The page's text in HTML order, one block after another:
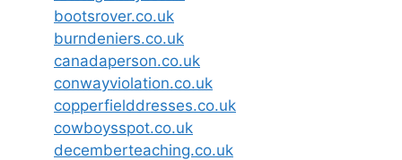
bootsrover.co.uk
burndeniers.co.uk
canadaperson.co.uk
conwayviolation.co.uk
copperfielddresses.co.uk
cowboysspot.co.uk
decemberteaching.co.uk